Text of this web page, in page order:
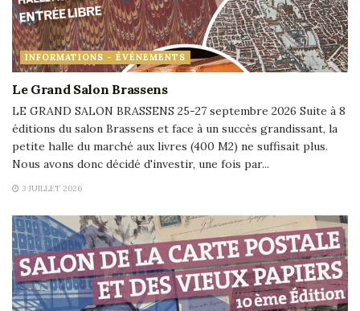
INFORMATIONS - ÉVÉNEMENTS
Le Grand Salon Brassens
LE GRAND SALON BRASSENS 25-27 septembre 2026 Suite à 8
éditions du salon Brassens et face à un succès grandissant, la
petite halle du marché aux livres (400 M2) ne suffisait plus.
Nous avons donc décidé d'investir, une fois par...
3 JUILLET 2026